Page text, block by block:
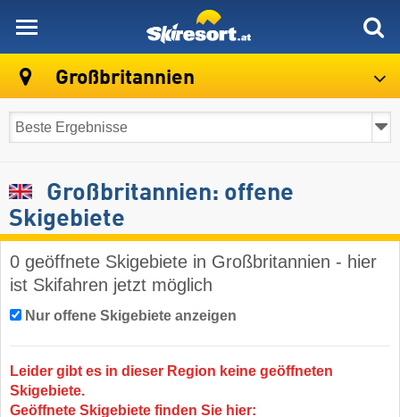
Großbritannien
Großbritannien: offene
Skigebiete
0 geöffnete Skigebiete in Großbritannien - hier
ist Skifahren jetzt möglich
Nur offene Skigebiete anzeigen
Leider gibt es in dieser Region keine geöffneten
Skigebiete.
Geöffnete Skigebiete finden Sie hier: